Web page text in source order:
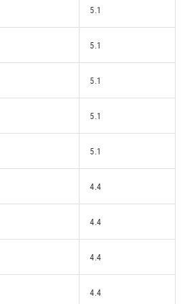
5.1
5.1
5.1
5.1
5.1
4.4
4.4
4.4
4.4